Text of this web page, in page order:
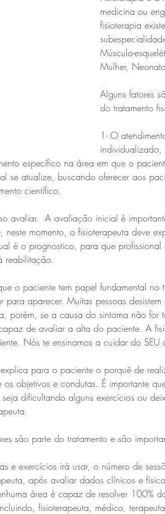
medicina ou
fisioterapia
Músculo-
Mulher,
Alguns fatores
do tratamento
1- O
específico na área em que o
se atualize, buscando oferecer aos
científico.
avaliar.  A avaliação inicial é
neste momento, o fisioterapeuta deve
é o prognostico, para que
reabilitação.
o paciente tem papel fundamental no
para aparecer. Muitas pessoas
porém, se a causa do sintoma não for
de avaliar a alta do paciente. A
Nós te ensinamos a cuidar do SEU
para o paciente o porquê de
os objetivos e condutas. É importante
dificultando alguns exercícios ou
são parte do tratamento e são
e exercícios irá usar, o número de
após avaliar dados clínicos e
área é capaz de resolver 100%
fisioterapeuta, médico,